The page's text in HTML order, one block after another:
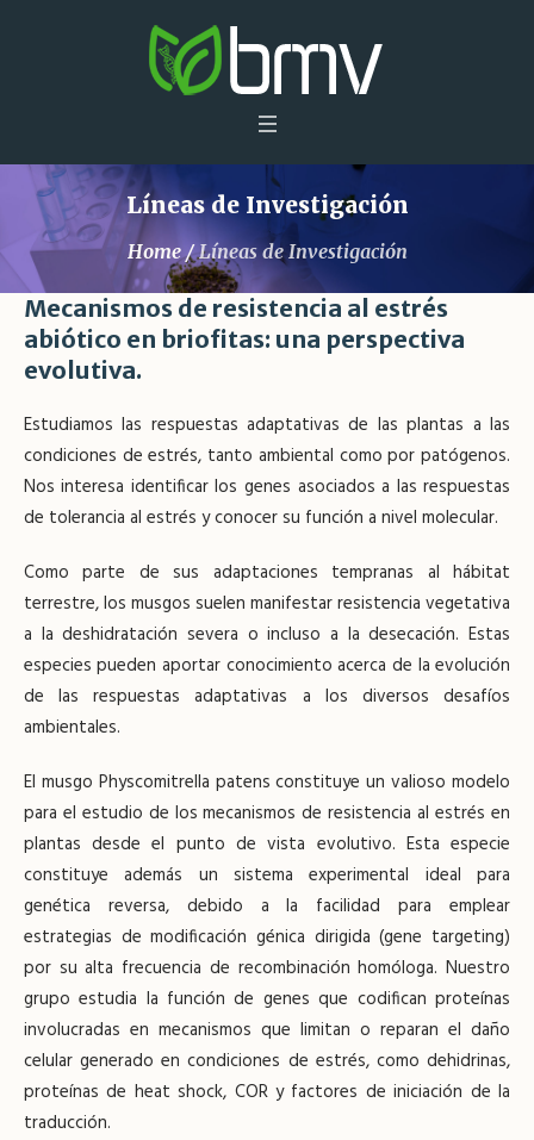
Líneas de Investigación
Home /Líneas de Investigación
Mecanismos de resistencia al estrés
abiótico en briofitas: una perspectiva
evolutiva.
Estudiamos las respuestas adaptativas de las plantas a las
condiciones de estrés, tanto ambiental como por patógenos.
Nos interesa identificar los genes asociados a las respuestas
de tolerancia al estrés y conocer su función a nivel molecular.
Como parte de sus adaptaciones tempranas al hábitat
terrestre, los musgos suelen manifestar resistencia vegetativa
a la deshidratación severa o incluso a la desecación. Estas
especies pueden aportar conocimiento acerca de la evolución
de las respuestas adaptativas a los diversos desafíos
ambientales.
El musgo Physcomitrella patens constituye un valioso modelo
para el estudio de los mecanismos de resistencia al estrés en
plantas desde el punto de vista evolutivo. Esta especie
constituye además un sistema experimental ideal para
genética reversa, debido a la facilidad para emplear
estrategias de modificación génica dirigida (gene targeting)
por su alta frecuencia de recombinación homóloga. Nuestro
grupo estudia la función de genes que codifican proteínas
involucradas en mecanismos que limitan o reparan el daño
celular generado en condiciones de estrés, como dehidrinas,
proteínas de heat shock, COR y factores de iniciación de la
traducción.